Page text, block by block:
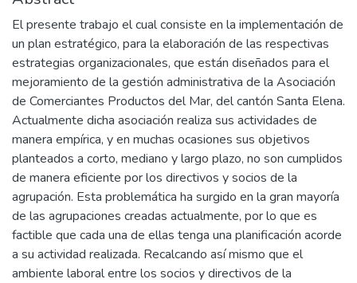
El presente trabajo el cual consiste en la implementación de
un plan estratégico, para la elaboración de las respectivas
estrategias organizacionales, que están diseñados para el
mejoramiento de la gestión administrativa de la Asociación
de Comerciantes Productos del Mar, del cantón Santa Elena.
Actualmente dicha asociación realiza sus actividades de
manera empírica, y en muchas ocasiones sus objetivos
planteados a corto, mediano y largo plazo, no son cumplidos
de manera eficiente por los directivos y socios de la
agrupación. Esta problemática ha surgido en la gran mayoría
de las agrupaciones creadas actualmente, por lo que es
factible que cada una de ellas tenga una planificación acorde
a su actividad realizada. Recalcando así mismo que el
ambiente laboral entre los socios y directivos de la